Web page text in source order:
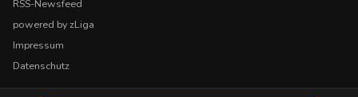
RSS-Newsfeed
powered by zLiga
Impressum
Datenschutz